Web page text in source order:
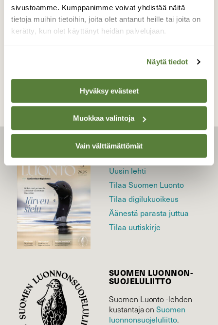
sivustoamme. Kumppanimme voivat yhdistää näitä
tietoja muihin tietoihin, joita olet antanut heille tai joita on
kerätty, kun olet käyttänyt heidän palvelujaan.
Näytä tiedot
Hyväksy evästeet
Muokkaa valintoja
Vain välttämättömät
Valokuvaaja: Jaana Saarelainen, Marjala, Joensuu
13.6.2026
TAKAISIN LISTAAN
LEHTI
Uusin lehti
Tilaa Suomen Luonto
Tilaa digilukuoikeus
Äänestä parasta juttua
Tilaa uutiskirje
SUOMEN LUONNON­
SUOJELU­LIITTO
Suomen Luonto -lehden
kustantaja onSuomen
luonnonsuojelu­liitto.